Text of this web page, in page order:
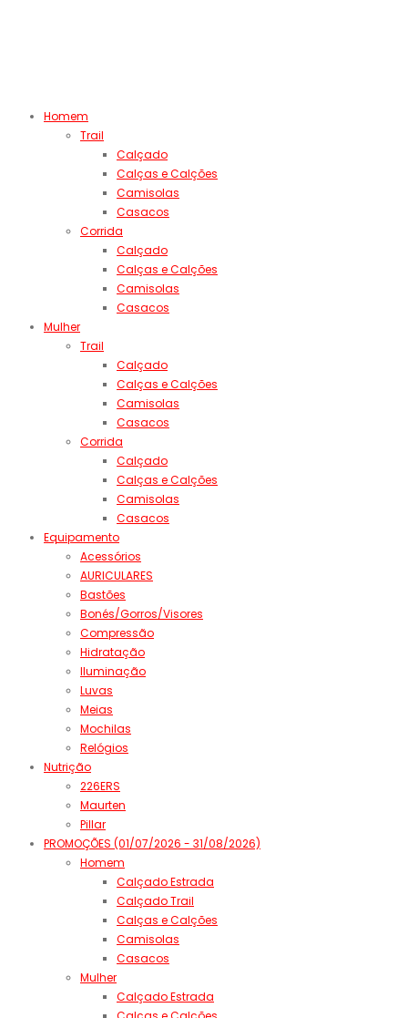
Homem
Trail
Calçado
Calças e Calções
Camisolas
Casacos
Corrida
Calçado
Calças e Calções
Camisolas
Casacos
Mulher
Trail
Calçado
Calças e Calções
Camisolas
Casacos
Corrida
Calçado
Calças e Calções
Camisolas
Casacos
Equipamento
Acessórios
AURICULARES
Bastões
Bonés/Gorros/Visores
Compressão
Hidratação
Iluminação
Luvas
Meias
Mochilas
Relógios
Nutrição
226ERS
Maurten
Pillar
PROMOÇÕES (01/07/2026 - 31/08/2026)
Homem
Calçado Estrada
Calçado Trail
Calças e Calções
Camisolas
Casacos
Mulher
Calçado Estrada